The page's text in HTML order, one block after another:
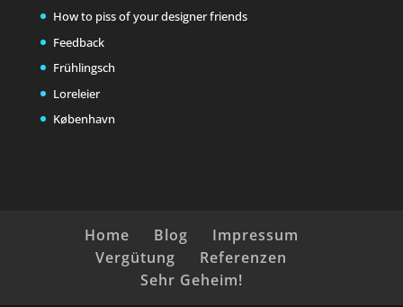
How to piss of your designer friends
Feedback
Frühlingsch
Loreleier
København
Home Blog
Impressum
Vergütung
Referenzen
Sehr Geheim!